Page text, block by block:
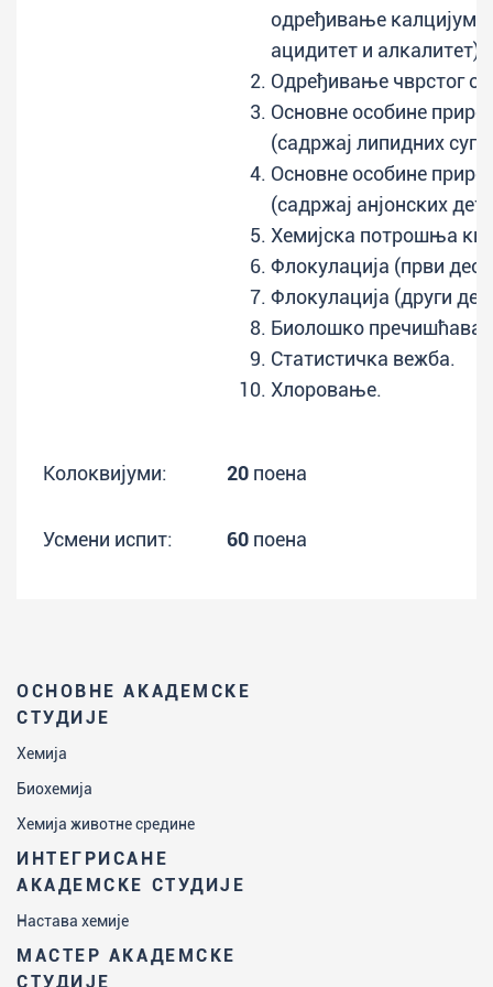
ОСНОВНЕ АКАДЕМСКЕ
СТУДИЈЕ
Хемија
Биохемија
Хемија животне средине
ИНТЕГРИСАНЕ
АКАДЕМСКЕ СТУДИЈЕ
Настава хемије
МАСТЕР АКАДЕМСКЕ
СТУДИЈЕ
одређивање калцијума
ацидитет и алкалитет).
Одређивање чврстог
Основне особине
(садржај липидних
Основне особине
(садржај анјонских
Хемијска потрошња
Флокулација (први део).
Флокулација (други
Биолошко
Статистичка вежба.
Хлоровање.
Колоквијуми: 20 поена
Усмени испит: 60 поена